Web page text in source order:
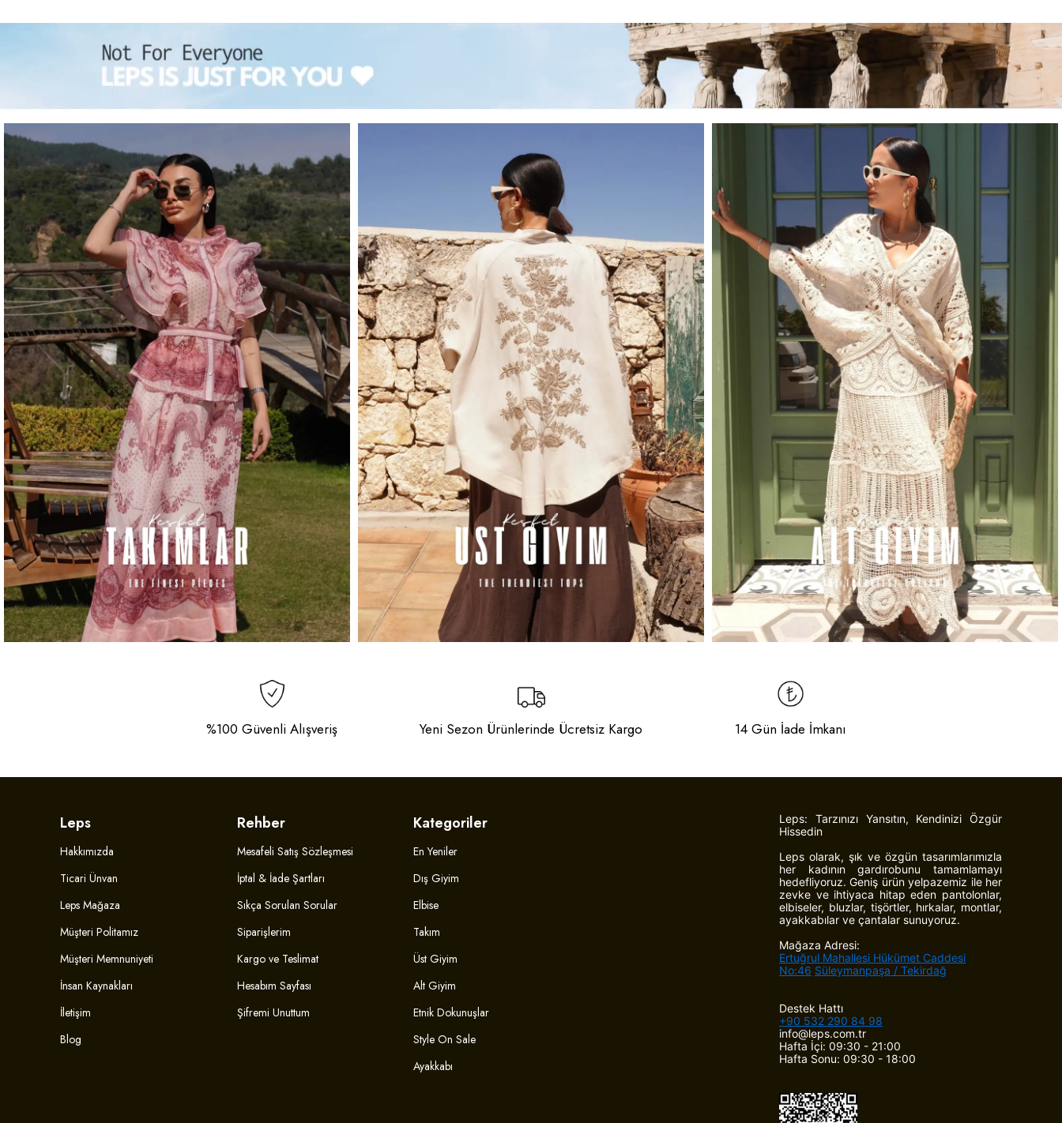
%100 Güvenli Alışveriş Yeni Sezon Ürünlerinde Ücretsiz Kargo 14 Gün İade İmkanı
Leps
Hakkımızda
Ticari Ünvan
Leps Mağaza
Müşteri Politamız
Müşteri Memnuniyeti
İnsan Kaynakları
İletişim
Blog
Rehber
Mesafeli Satış Sözleşmesi
İptal & İade Şartları
Sıkça Sorulan Sorular
Siparişlerim
Kargo ve Teslimat
Hesabım Sayfası
Şifremi Unuttum
Kategoriler
En Yeniler
Dış Giyim
Elbise
Takım
Üst Giyim
Alt Giyim
Etnik Dokunuşlar
Style On Sale
Ayakkabı
Leps: Tarzınızı Yansıtın, Kendinizi Özgür
Hissedin
Leps olarak, şık ve özgün tasarımlarımızla
her kadının gardırobunu tamamlamayı
hedefliyoruz. Geniş ürün yelpazemiz ile her
zevke ve ihtiyaca hitap eden pantolonlar,
elbiseler, bluzlar, tişörtler, hırkalar, montlar,
ayakkabılar ve çantalar sunuyoruz.
Mağaza Adresi:
Ertuğrul Mahallesi Hükümet Caddesi
No:46 Süleymanpaşa / Tekirdağ
Destek Hattı
+90 532 290 84 98
info@leps.com.tr
Hafta İçi: 09:30 - 21:00
Hafta Sonu: 09:30 - 18:00